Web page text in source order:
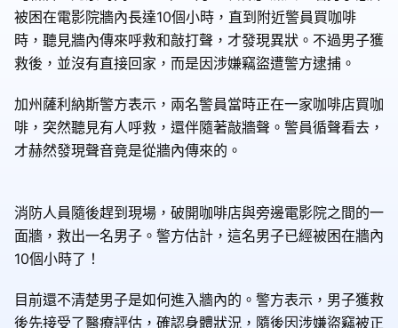
被困在電影院牆內長達10個小時，直到附近警員買咖啡
時，聽見牆內傳來呼救和敲打聲，才發現異狀。不過男子獲
救後，並沒有直接回家，而是因涉嫌竊盜遭警方逮捕。
加州薩利納斯警方表示，兩名警員當時正在一家咖啡店買咖
啡，突然聽見有人呼救，還伴隨著敲牆聲。警員循聲看去，
才赫然發現聲音竟是從牆內傳來的。
消防人員隨後趕到現場，破開咖啡店與旁邊電影院之間的一
面牆，救出一名男子。警方估計，這名男子已經被困在牆內
10個小時了！
目前還不清楚男子是如何進入牆內的。警方表示，男子獲救
後先接受了醫療評估，確認身體狀況，隨後因涉嫌盜竊被正